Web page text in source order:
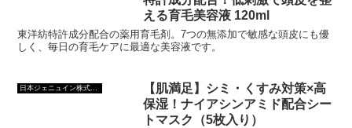
える育毛美容液 120ml
東洋紡特許成分配合の薬用育毛剤。7つの無添加で敏感な頭皮にも優
しく、毎日の育毛ケアに最適な美容液です。
【肌満足】シミ・くすみ対策×高
保湿！ナイアシンアミド配合シー
トマスク（5枚入り）